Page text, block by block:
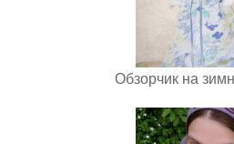
Обзорчик на